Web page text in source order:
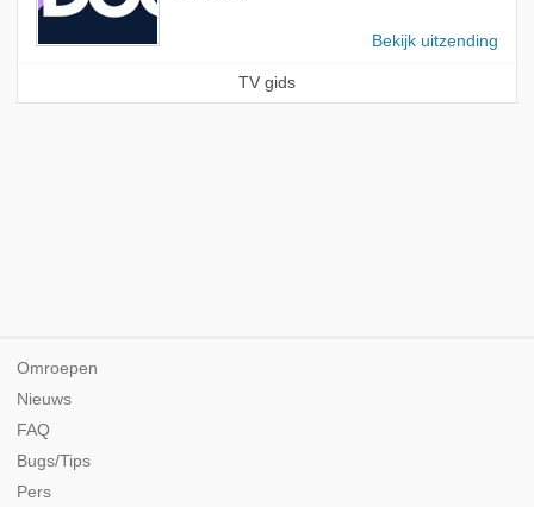
Bekijk uitzending
TV gids
Omroepen
Nieuws
FAQ
Bugs/Tips
Pers